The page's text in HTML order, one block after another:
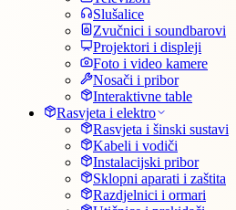
Slušalice
Zvučnici i soundbarovi
Projektori i displeji
Foto i video kamere
Nosači i pribor
Interaktivne table
Rasvjeta i elektro
Rasvjeta i šinski sustavi
Kabeli i vodiči
Instalacijski pribor
Sklopni aparati i zaštita
Razdjelnici i ormari